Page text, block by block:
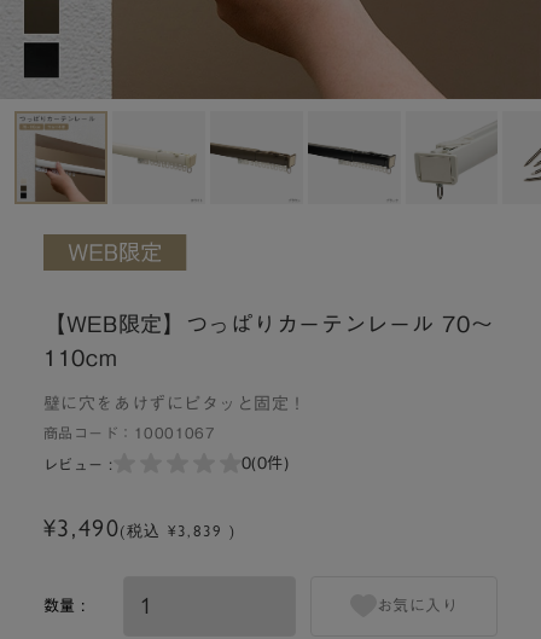
【WEB限定】つっぱりカーテンレール 70～
110cm
壁に穴をあけずにピタッと固定！
商品コード： 10001067
レビュー : 0(0件)
¥3,490(税込 ¥3,839 )
数量 : お気に入り